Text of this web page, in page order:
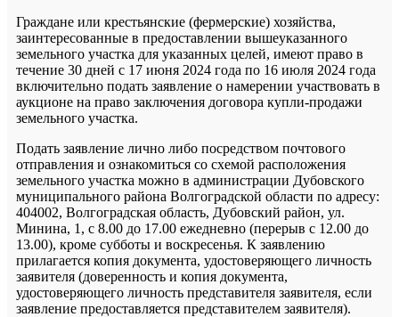
Граждане или крестьянские (фермерские) хозяйства,
заинтересованные в предоставлении вышеуказанного
земельного участка для указанных целей, имеют право в
течение 30 дней с 17 июня 2024 года по 16 июля 2024 года
включительно подать заявление о намерении участвовать в
аукционе на право заключения договора купли-продажи
земельного участка.
Подать заявление лично либо посредством почтового
отправления и ознакомиться со схемой расположения
земельного участка можно в администрации Дубовского
муниципального района Волгоградской области по адресу:
404002, Волгоградская область, Дубовский район, ул.
Минина, 1, с 8.00 до 17.00 ежедневно (перерыв с 12.00 до
13.00), кроме субботы и воскресенья. К заявлению
прилагается копия документа, удостоверяющего личность
заявителя (доверенность и копия документа,
удостоверяющего личность представителя заявителя, если
заявление предоставляется представителем заявителя).